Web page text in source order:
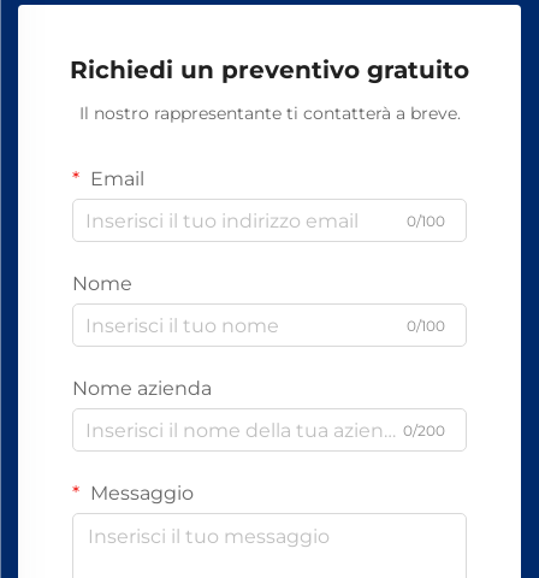
Richiedi un preventivo gratuito
Il nostro rappresentante ti contatterà a breve.
Email
0/100
Nome
0/100
Nome azienda
0/200
Messaggio